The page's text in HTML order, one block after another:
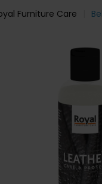
Furniture Care